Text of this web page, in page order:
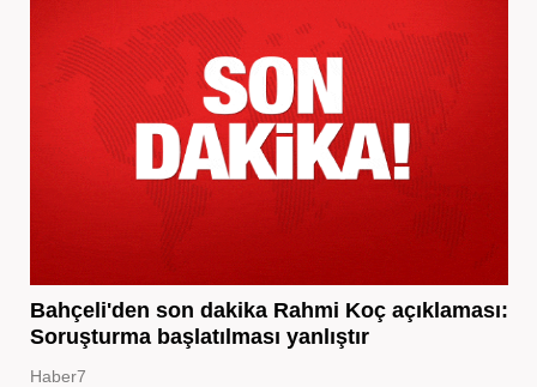
Bahçeli'den son dakika Rahmi Koç açıklaması:
Soruşturma başlatılması yanlıştır
Haber7